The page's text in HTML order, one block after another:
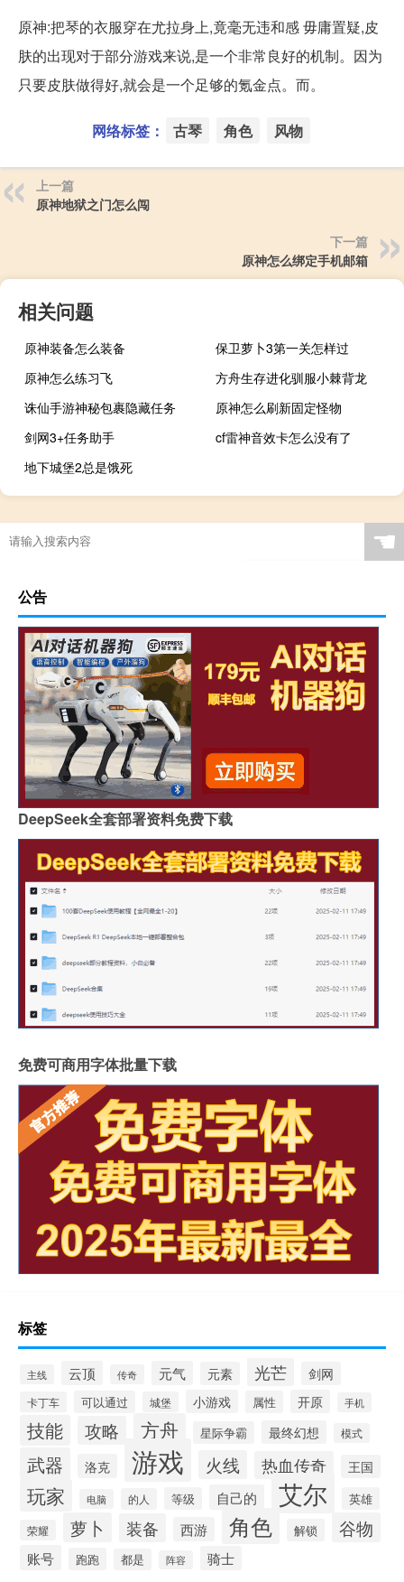
原神:把琴的衣服穿在尤拉身上,竟毫无违和感 毋庸置疑,皮
肤的出现对于部分游戏来说,是一个非常良好的机制。因为
只要皮肤做得好,就会是一个足够的氪金点。而。
网络标签： 古琴 角色 风物
上一篇
原神地狱之门怎么闯
下一篇
原神怎么绑定手机邮箱
相关问题
原神装备怎么装备
保卫萝卜3第一关怎样过
原神怎么练习飞
方舟生存进化驯服小棘背龙
诛仙手游神秘包裹隐藏任务
原神怎么刷新固定怪物
剑网3+任务助手
cf雷神音效卡怎么没有了
地下城堡2总是饿死
☚
公告
DeepSeek全套部署资料免费下载
免费可商用字体批量下载
标签
主线 云顶 传奇 元气 元素 光芒 剑网
卡丁车 可以通过 城堡 小游戏 属性 开原 手机
技能 攻略 方舟 星际争霸 最终幻想 模式
武器 洛克 游戏 火线 热血传奇 王国
玩家 电脑 的人 等级 自己的 艾尔 英雄
荣耀 萝卜 装备 西游 角色 解锁 谷物
账号 跑跑 都是 阵容 骑士